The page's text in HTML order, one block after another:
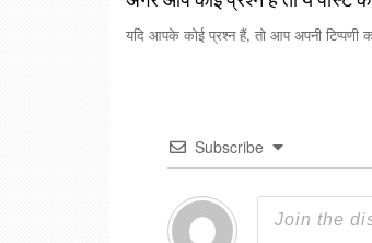
यदि आपके कोई प्रश्न हैं, तो आप अपनी
Subscribe